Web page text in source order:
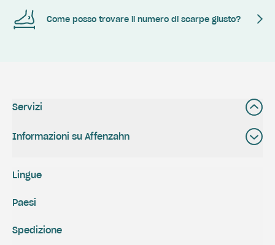
Come posso trovare il numero di scarpe giusto?
Servizi
Informazioni su Affenzahn
Spedizione
Lingue
Paesi